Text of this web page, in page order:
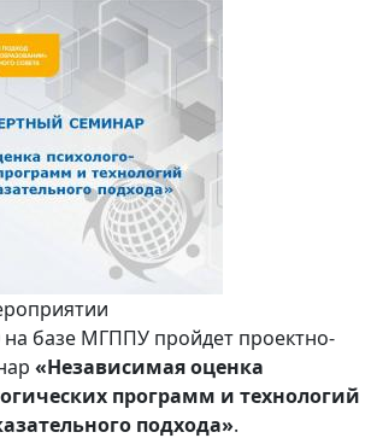
на базе МГППУ пройдет проектно-
«Независимая оценка
программ и технологий
подхода».